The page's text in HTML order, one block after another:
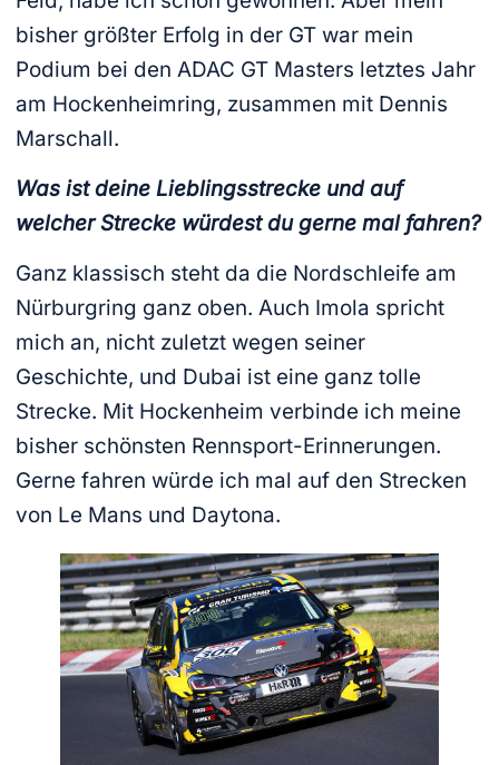
bisher größter Erfolg in der GT war mein
Podium bei den ADAC GT Masters letztes Jahr
am Hockenheimring, zusammen mit Dennis
Marschall.
Was ist deine Lieblingsstrecke und auf
welcher Strecke würdest du gerne mal fahren?
Ganz klassisch steht da die Nordschleife am
Nürburgring ganz oben. Auch Imola spricht
mich an, nicht zuletzt wegen seiner
Geschichte, und Dubai ist eine ganz tolle
Strecke. Mit Hockenheim verbinde ich meine
bisher schönsten Rennsport-Erinnerungen.
Gerne fahren würde ich mal auf den Strecken
von Le Mans und Daytona.